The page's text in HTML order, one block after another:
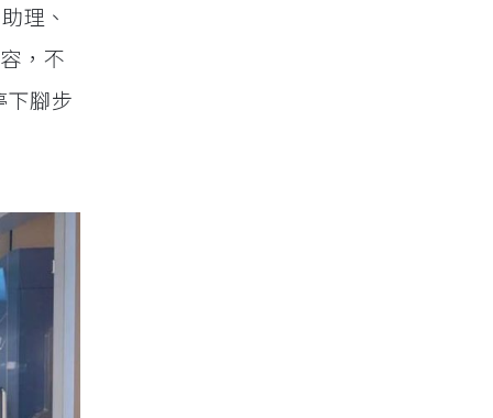
理、
，不
下腳步